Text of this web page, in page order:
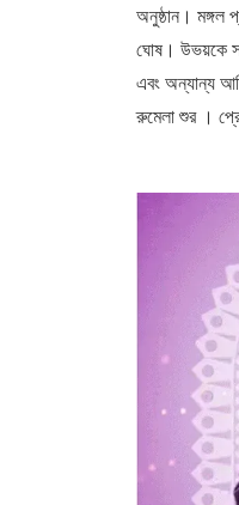
অনুষ্ঠান। মঙ্গল
ঘোষ। উভয়কে
এবং অন্যান্য
রুমেলা শুর ।